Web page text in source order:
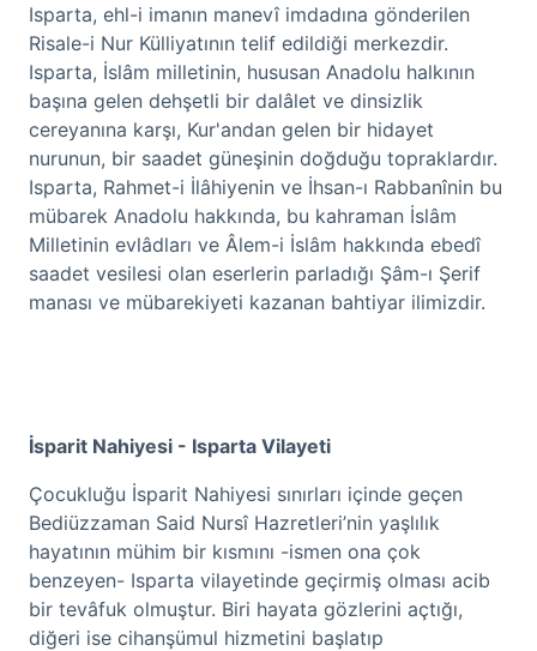
Isparta, ehl-i imanın manevî imdadına gönderilen
Risale-i Nur Külliyatının telif edildiği merkezdir.
Isparta, İslâm milletinin, hususan Anadolu halkının
başına gelen dehşetli bir dalâlet ve dinsizlik
cereyanına karşı, Kur'andan gelen bir hidayet
nurunun, bir saadet güneşinin doğduğu topraklardır.
Isparta, Rahmet-i İlâhiyenin ve İhsan-ı Rabbanînin bu
mübarek Anadolu hakkında, bu kahraman İslâm
Milletinin evlâdları ve Âlem-i İslâm hakkında ebedî
saadet vesilesi olan eserlerin parladığı Şâm-ı Şerif
manası ve mübarekiyeti kazanan bahtiyar ilimizdir.
İsparit Nahiyesi - Isparta Vilayeti
Çocukluğu İsparit Nahiyesi sınırları içinde geçen
Bediüzzaman Said Nursî Hazretleri’nin yaşlılık
hayatının mühim bir kısmını -ismen ona çok
benzeyen- Isparta vilayetinde geçirmiş olması acib
bir tevâfuk olmuştur. Biri hayata gözlerini açtığı,
diğeri ise cihanşümul hizmetini başlatıp